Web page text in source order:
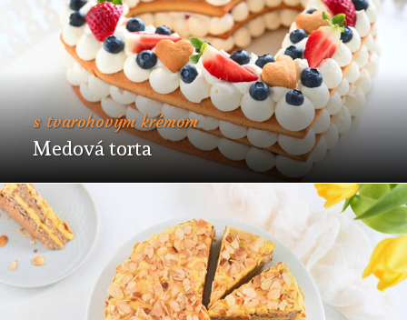
s tvarohovým krémom
Medová torta